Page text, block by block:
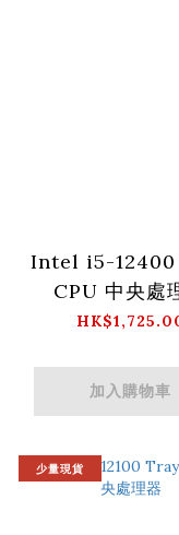
Intel i5-
CPU 中央處
加入購物車
少量現貨